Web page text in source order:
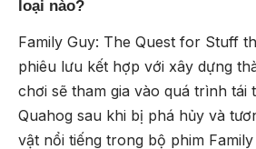
loại nào?
Family Guy: The Quest for Stuff
phiêu lưu kết hợp với xây dựng
chơi sẽ tham gia vào quá trình tái
Quahog sau khi bị phá hủy và
vật nổi tiếng trong bộ phim Family